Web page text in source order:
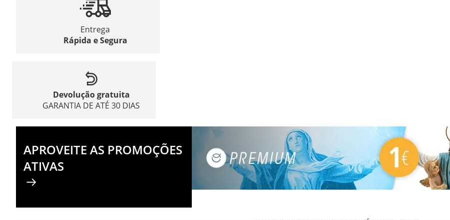
Entrega
Rápida e Segura
Devolução gratuita
GARANTIA DE ATÉ 30 DIAS
APROVEITE AS PROMOÇÕES
ATIVAS